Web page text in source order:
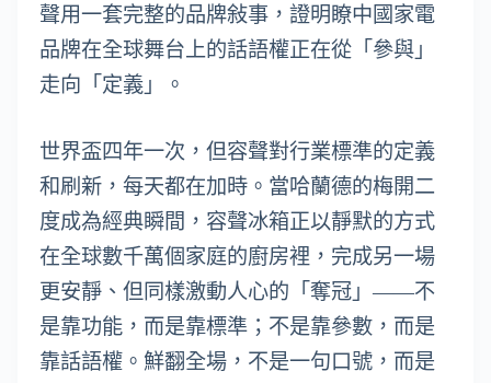
聲用一套完整的品牌敍事，證明瞭中國家電
品牌在全球舞台上的話語權正在從「參與」
走向「定義」。
世界盃四年一次，但容聲對行業標準的定義
和刷新，每天都在加時。當哈蘭德的梅開二
度成為經典瞬間，容聲冰箱正以靜默的方式
在全球數千萬個家庭的廚房裡，完成另一場
更安靜、但同樣激動人心的「奪冠」——不
是靠功能，而是靠標準；不是靠參數，而是
靠話語權。鮮翻全場，不是一句口號，而是